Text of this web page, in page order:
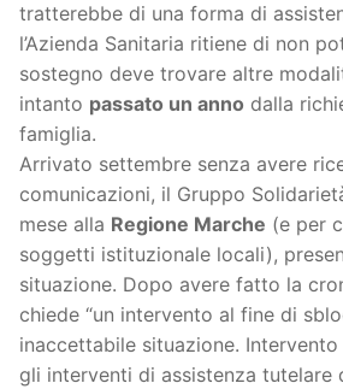
tratterebbe di una forma di
l’Azienda Sanitaria ritiene di non
sostegno deve trovare altre
intanto passato un anno dalla
famiglia.
Arrivato settembre senza avere
comunicazioni, il Gruppo
mese alla Regione Marche (e per
soggetti istituzionale locali),
situazione. Dopo avere fatto la
chiede “un intervento al fine di
inaccettabile situazione.
gli interventi di assistenza tutelare